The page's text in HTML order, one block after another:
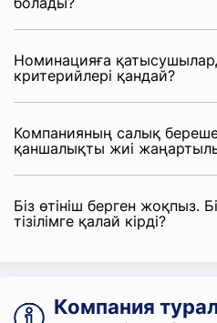
Номинацияға
критерийлері қандай?
Компанияның салық
қаншалықты жиі
Біз өтініш берген жоқпыз.
тізілімге қалай кірді?
Компания